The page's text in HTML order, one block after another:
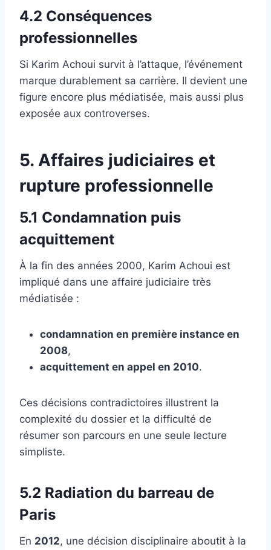
4.2 Conséquences
professionnelles
Si Karim Achoui survit à l’attaque, l’événement
marque durablement sa carrière. Il devient une
figure encore plus médiatisée, mais aussi plus
exposée aux controverses.
5. Affaires judiciaires et
rupture professionnelle
5.1 Condamnation puis
acquittement
À la fin des années 2000, Karim Achoui est
impliqué dans une affaire judiciaire très
médiatisée :
condamnation en première instance en
2008,
acquittement en appel en 2010.
Ces décisions contradictoires illustrent la
complexité du dossier et la difficulté de
résumer son parcours en une seule lecture
simpliste.
5.2 Radiation du barreau de
Paris
En 2012, une décision disciplinaire aboutit à la